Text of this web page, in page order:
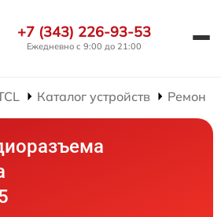
+7 (343) 226-93-53
Ежедневно с 9:00 до 21:00
Каталог устройств Ремонт